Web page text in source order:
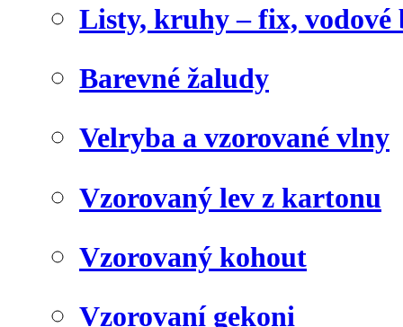
Listy, kruhy – fix, vodové
Barevné žaludy
Velryba a vzorované vlny
Vzorovaný lev z kartonu
Vzorovaný kohout
Vzorovaní gekoni